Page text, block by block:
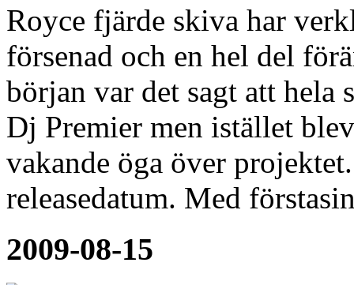
Royce fjärde skiva har
försenad och en hel del
början var det sagt att hela
Dj Premier men istället
vakande öga över
releasedatum. Med
2009-08-15